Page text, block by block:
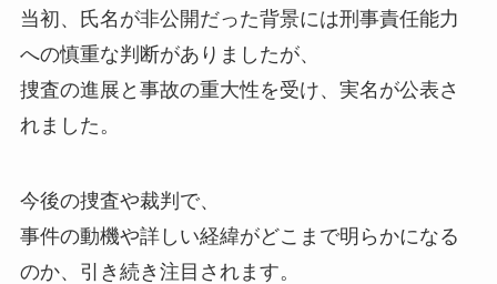
当初、氏名が非公開だった背景には刑事責任能力
への慎重な判断がありましたが、
捜査の進展と事故の重大性を受け、実名が公表さ
れました。
今後の捜査や裁判で、
事件の動機や詳しい経緯がどこまで明らかになる
のか、引き続き注目されます。